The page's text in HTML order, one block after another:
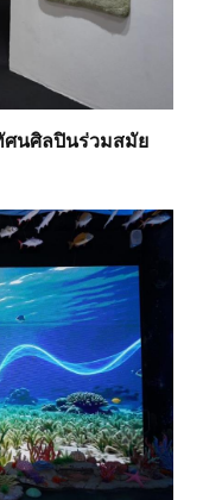
ศนศิลปินร่วมสมัย